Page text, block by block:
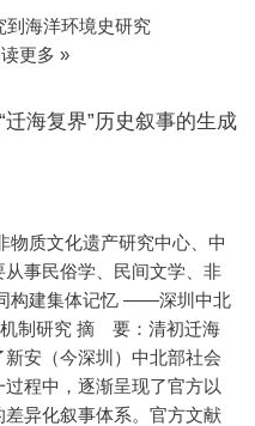
研究到海洋环境史研究
更多 »
迁海复界”历史叙事的生成
物质文化遗产研究中心、中
事民俗学、民间文学、非
构建集体记忆 ——深圳中北
机制研究 摘 要：清初迁海
安（今深圳）中北部社会
程中，逐渐呈现了官方以
异化叙事体系。官方文献